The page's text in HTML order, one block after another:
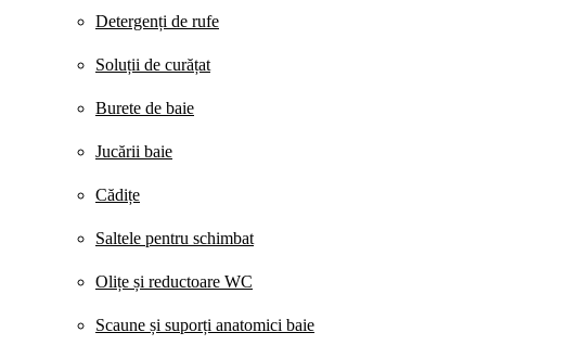
Detergenți de rufe
Soluții de curățat
Burete de baie
Jucării baie
Cădițe
Saltele pentru schimbat
Olițe și reductoare WC
Scaune și suporți anatomici baie